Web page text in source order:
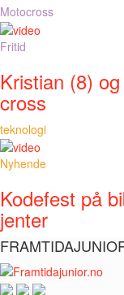
Motocross
Fritid
Kristian (8)
cross
teknologi
Nyhende
Kodefest på
jenter